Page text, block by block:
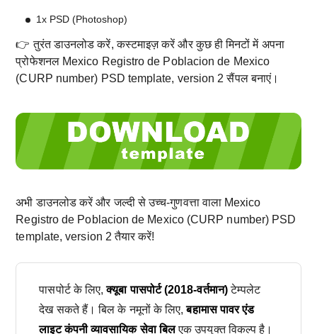
1x PSD (Photoshop)
👉 तुरंत डाउनलोड करें, कस्टमाइज़ करें और कुछ ही मिनटों में अपना
प्रोफेशनल Mexico Registro de Poblacion de Mexico
(CURP number) PSD template, version 2 सैंपल बनाएं।
अभी डाउनलोड करें और जल्दी से उच्च-गुणवत्ता वाला Mexico
Registro de Poblacion de Mexico (CURP number) PSD
template, version 2 तैयार करें!
पासपोर्ट के लिए,क्यूबा पासपोर्ट (2018-वर्तमान)टेम्पलेट
देख सकते हैं। बिल के नमूनों के लिए,बहामास पावर एंड
लाइट कंपनी व्यावसायिक सेवा बिलएक उपयुक्त विकल्प है।